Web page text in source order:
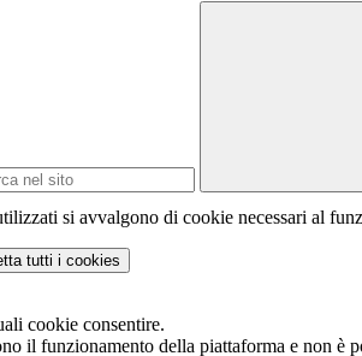
si avvalgono di cookie necessari al
tutti i cookies
cookie consentire.
il funzionamento della piattaforma e non è